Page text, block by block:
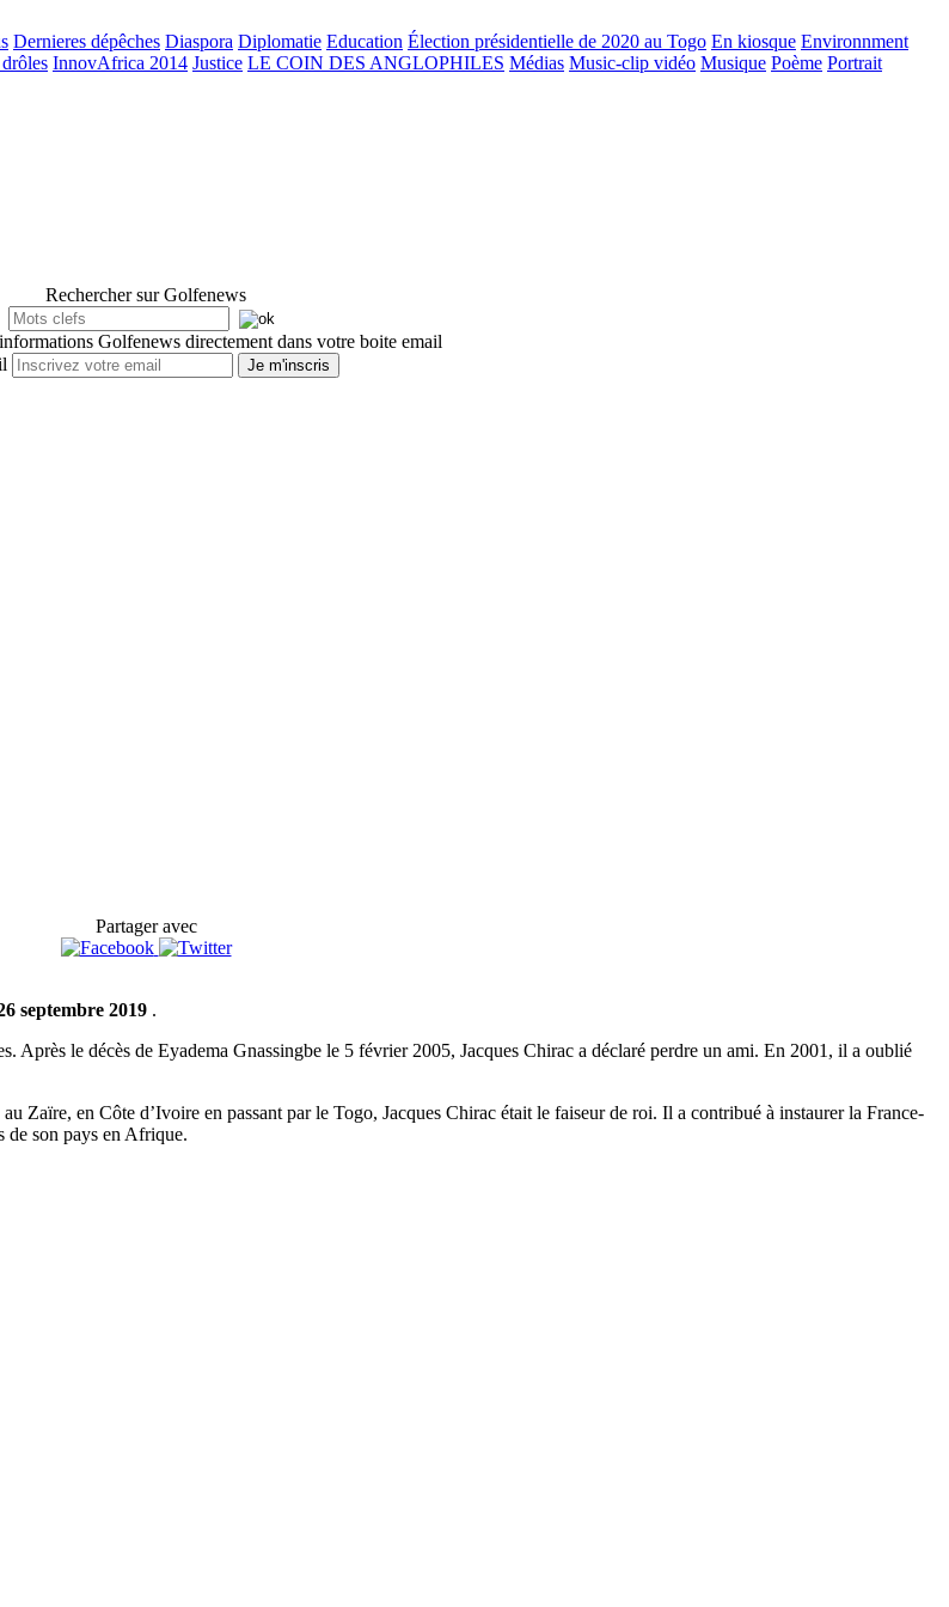
Dernieres dépêches Diaspora Diplomatie Education Élection présidentielle de 2020 au Togo En kiosque Environnment
InnovAfrica 2014 Justice LE COIN DES ANGLOPHILES Médias Music-clip vidéo Musique Poème Portrait
Rechercher sur Golfenews
Golfenews directement dans votre boite email
Partager avec
septembre 2019 .
Après le décès de Eyadema Gnassingbe le 5 février 2005, Jacques Chirac a déclaré perdre un ami. En 2001, il a oublié
Zaïre, en Côte d’Ivoire en passant par le Togo, Jacques Chirac était le faiseur de roi. Il a contribué à instaurer la France-
de son pays en Afrique.